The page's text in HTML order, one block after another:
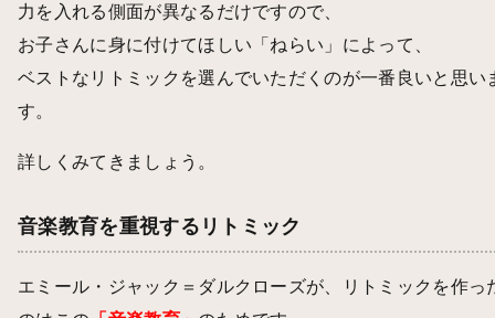
力を入れる側面が異なるだけですので、
お子さんに身に付けてほしい「ねらい」によって、
ベストなリトミックを選んでいただくのが一番良いと思い
す。
詳しくみてきましょう。
音楽教育を重視するリトミック
エミール・ジャック＝ダルクローズが、リトミックを作っ